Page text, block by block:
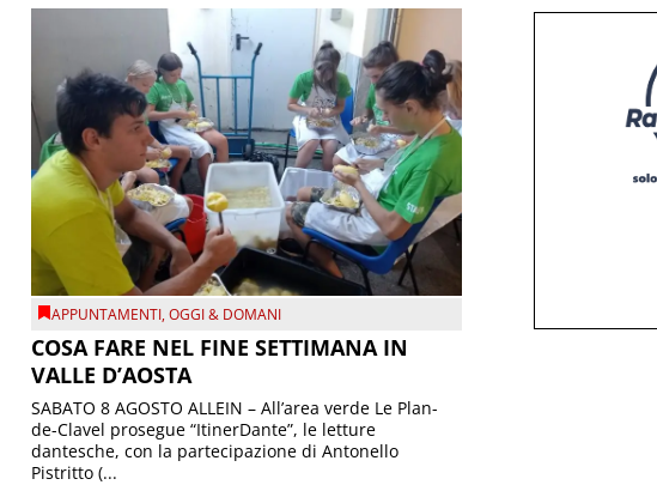
APPUNTAMENTI,OGGI & DOMANI
COSA FARE NEL FINE SETTIMANA IN
VALLE D’AOSTA
SABATO 8 AGOSTO ALLEIN – All’area verde Le Plan-
de-Clavel prosegue “ItinerDante”, le letture
dantesche, con la partecipazione di Antonello
Pistritto (...